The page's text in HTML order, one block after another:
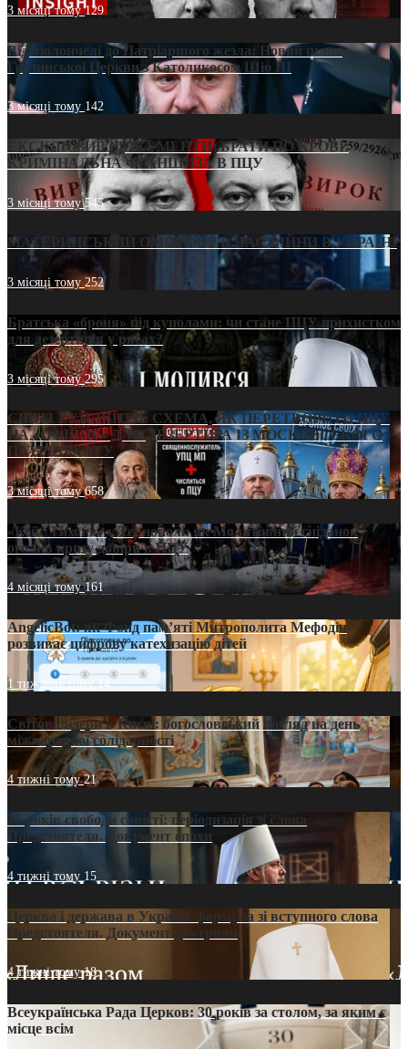
3 місяці тому129
Від віолончелі до Патріаршого жезла: Новий шлях
Грузинської Церкви з Католикосом Шіо III
3 місяці тому 142
ЕКСКЛЮЗИВ (ДОКУМЕНТИ)/БРАТИ ПО КРОВІ:
КРИМІНАЛЬНА ФРАНШИЗА В ПЦУ
3 місяці тому545
МАТЕРИНСЬКИЙ ОМОРФОР В ЧАС ВІЙНИ В УКРАЇНІ
3 місяці тому252
Братська «броня» під куполами: чи стане ПЦУ прихистком
для дезертирів у рясах?
3 місяці тому295
СВЯТІ УХИЛЯНТИ: СХЕМА, ЯК ПЕРЕТВОРИТИ ПЦУ
НА «ОФШОР» ДЛЯ ДЕЗЕРТИРА ІЗ МОСКОВСЬКОГО
ПАТРІАРХАТУ
3 місяці тому658
«Кейс Тихона» у Тернополі: як Молитовний сніданок
оголив кризу довіри в ПЦУ
4 місяці тому161
AngelicBot: як Фонд пам’яті Митрополита Мефодія
розвиває цифрову катехизацію дітей
1 тиждень тому14
Світові лідери в Києві: богословський погляд на день
міжнародної солідарності
4 тижні тому21
35 років свободи совісті: періодизація зі слова
Предстоятеля. Документ епохи
4 тижні тому 15
Церква і держава в Україні: формула зі вступного слова
Предстоятеля. Документ доктрини
4 тижні тому18
Всеукраїнська Рада Церков: 30 років за столом, за яким є
місце всім